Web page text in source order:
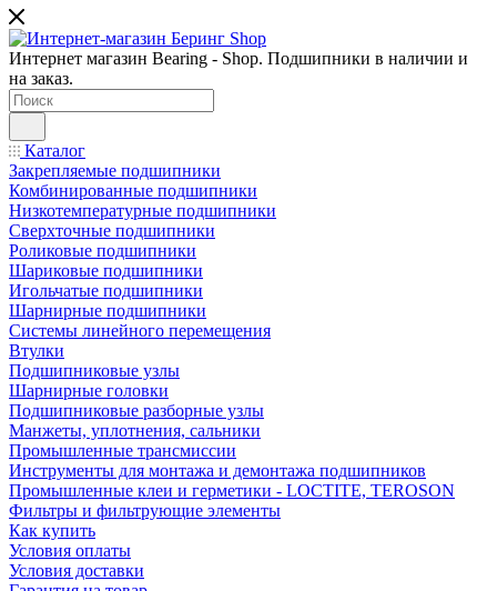
Интернет магазин Bearing - Shop. Подшипники в наличии и
на заказ.
Каталог
Закрепляемые подшипники
Комбинированные подшипники
Низкотемпературные подшипники
Сверхточные подшипники
Роликовые подшипники
Шариковые подшипники
Игольчатые подшипники
Шарнирные подшипники
Системы линейного перемещения
Втулки
Подшипниковые узлы
Шарнирные головки
Подшипниковые разборные узлы
Манжеты, уплотнения, сальники
Промышленные трансмиссии
Инструменты для монтажа и демонтажа подшипников
Промышленные клеи и герметики - LOCTITE, TEROSON
Фильтры и фильтрующие элементы
Как купить
Условия оплаты
Условия доставки